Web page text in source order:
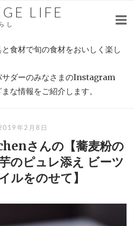
LIFE
し
食材で旬の食材をおいしく楽し
サダーのみなさまのInstagram
な情報をご紹介します。
年2月8日
さんの【蕎麦粉の
のピュレ添え ビーツ
ルをのせて】